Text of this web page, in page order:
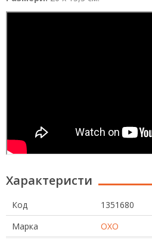
Характеристи
Код
1351680
Марка
OXO